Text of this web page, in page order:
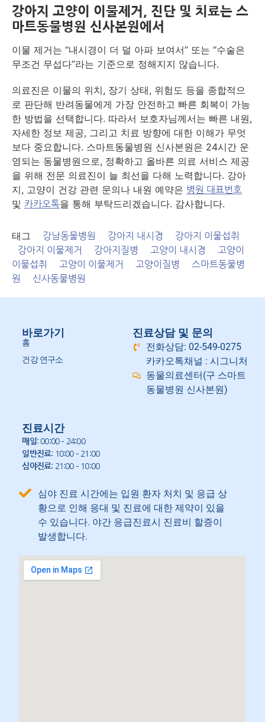
강아지 고양이 이물제거, 진단 및 치료는 스
마트동물병원 신사본원에서
이물 제거는 “내시경이 더 덜 아파 보여서” 또는 “수술은
무조건 무섭다”라는 기준으로 정해지지 않습니다.
의료진은 이물의 위치, 장기 상태, 위험도 등을 종합적으
로 판단해 반려동물에게 가장 안전하고 빠른 회복이 가능
한 방법을 선택합니다. 따라서 보호자님께서는 빠른 내원,
자세한 정보 제공, 그리고 치료 방향에 대한 이해가 무엇
보다 중요합니다. 스마트동물병원 신사본원은 24시간 운
영되는 동물병원으로, 정확하고 올바른 의료 서비스 제공
을 위해 전문 의료진이 늘 최선을 다해 노력합니다. 강아
지, 고양이 건강 관련 문의나 내원 예약은 병원 대표번호
및 카카오톡을 통해 부탁드리겠습니다. 감사합니다.
태그 강남동물병원 강아지 내시경
강아지 이물섭취
강아지 이물제거
강아지질병 고양이 내시경
고양이
이물섭취
고양이 이물제거 고양이질병
스마트동물병
원
신사동물병원
바로가기
홈
건강 연구소
진료상담 및 문의
전화상담: 02-549-0275
카카오톡채널 : 시그니처
동물의료센터(구 스마트
동물병원 신사본원)
진료시간
매일: 00:00 – 24:00
일반진료: 10:00 – 21:00
심야진료: 21:00 – 10:00
심야 진료 시간에는 입원 환자 처치 및 응급 상
황으로 인해 응대 및 진료에 대한 제약이 있을
수 있습니다. 야간 응급진료시 진료비 할증이
발생합니다.